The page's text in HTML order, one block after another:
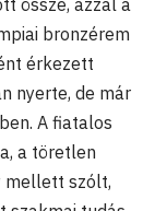
bronzérem
érkezett
nyerte, de már
A fiatalos
a töretlen
mellett szólt,